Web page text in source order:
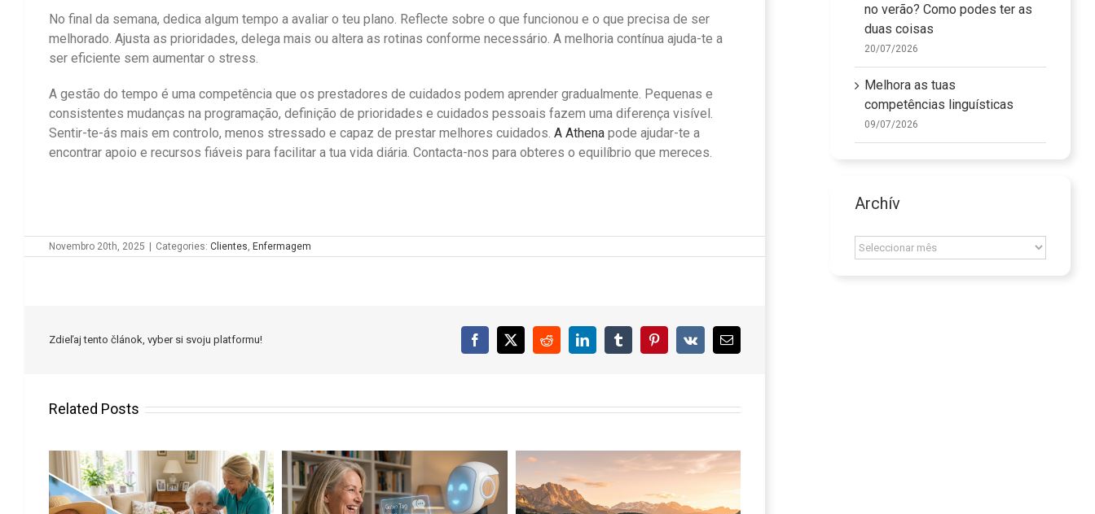
No final da semana, dedica algum tempo a avaliar o teu plano. Reflecte sobre o que funcionou e o que precisa de ser
melhorado. Ajusta as prioridades, delega mais ou altera as rotinas conforme necessário. A melhoria contínua ajuda-te a
ser eficiente sem aumentar o stress.
A gestão do tempo é uma competência que os prestadores de cuidados podem aprender gradualmente. Pequenas e
consistentes mudanças na programação, definição de prioridades e cuidados pessoais fazem uma diferença visível.
Sentir-te-ás mais em controlo, menos stressado e capaz de prestar melhores cuidados. A Athena pode ajudar-te a
encontrar apoio e recursos fiáveis para facilitar a tua vida diária. Contacta-nos para obteres o equilíbrio que mereces.
Novembro 20th, 2025 Categories: Clientes, Enfermagem
Zdieľaj tento článok, vyber si svoju platformu! Facebook
X RedditLinkedInTumblrPinterest
Vk Email
Related Posts
no verão? Como podes ter as
duas coisas
20/07/2026
Melhora as tuas
competências linguísticas
09/07/2026
Archív
Archív